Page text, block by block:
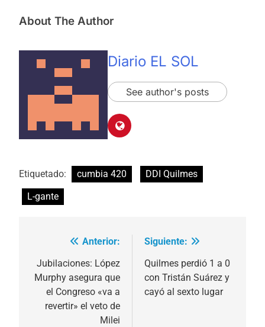
About The Author
Diario EL SOL
See author's posts
Etiquetado: cumbia 420
DDI Quilmes
L-gante
Navegación
de
entradas
Anterior:
Jubilaciones: López
Murphy asegura que
el Congreso «va a
revertir» el veto de
Milei
Siguiente:
Quilmes perdió 1 a 0
con Tristán Suárez y
cayó al sexto lugar